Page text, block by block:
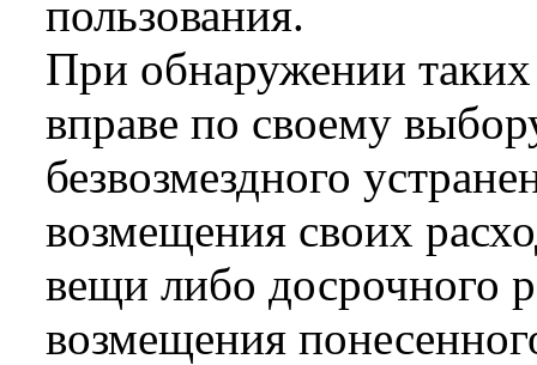
пользования.
При обнаружении таких
вправе по своему
безвозмездного
возмещения своих
вещи либо досрочного
возмещения